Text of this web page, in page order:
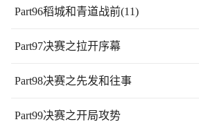
Part96稻城和青道战前(11)
Part97决赛之拉开序幕
Part98决赛之先发和往事
Part99决赛之开局攻势